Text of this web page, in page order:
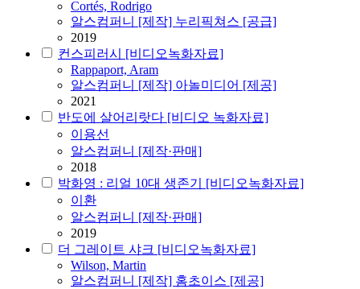
Cortés, Rodrigo
알스컴퍼니 [제작] 누리픽쳐스 [공급]
2019
컨스피러시 [비디오녹화자료]
Rappaport, Aram
알스컴퍼니 [제작] 아놀미디어 [제공]
2021
반도에 살어리랏다 [비디오 녹화자료]
이용선
알스컴퍼니 [제작·판매]
2018
박화영 : 리얼 10대 생존기 [비디오녹화자료]
이환
알스컴퍼니 [제작·판매]
2019
더 그레이트 샤크 [비디오녹화자료]
Wilson, Martin
알스컴퍼니 [제작] 홈초이스 [제공]